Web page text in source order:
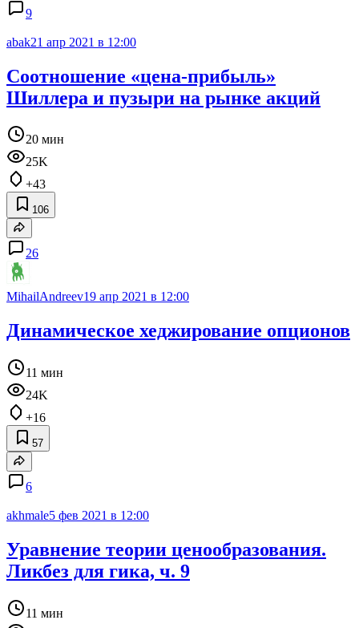
9
abak21 апр 2021 в 12:00
Соотношение «цена-прибыль»
Шиллера и пузыри на рынке акций
20 мин
25K
+43
106
26
MihailAndreev19 апр 2021 в 12:00
Динамическое хеджирование опционов
11 мин
24K
+16
57
6
akhmale5 фев 2021 в 12:00
Уравнение теории ценообразования.
Ликбез для гика, ч. 9
11 мин